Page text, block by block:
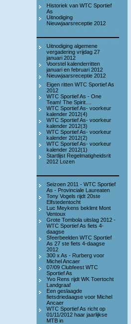
Historiek van WTC Sportief
As
Uitnodiging
Nieuwjaarsreceptie 2012
Uitnodiging algemene
vergadering vrijdag 27
januari 2012
Voorstel kalenderritten
januari en februari 2012
Nieuwjaarsreceptie 2012
Eigen ritten WTC Sportief As
2012
WTC Sportief As - One
Team! The Spirit....
WTC Sportief As- voorkeur
kalender 2012(4)
WTC Sportief As- voorkeur
kalender 2012(3)
WTC Sportief As- voorkeur
kalender 2012(2)
WTC Sportief As- voorkeur
kalender 2012(1)
Startlijst Regelmatigheidsrit
2012 Lozen
Seizoen 2011 - WTC Sportief
As - Provinciale Laureaten
Tony Vogels rijdt 20ste
Elfstedentocht
Luc Meykens beklimt Mont
Ventoux
Grote Tombola uitslag 2012 -
WTC Sportief As fiets 4-
daagse
Sfeerbeelden WTC Sportief
As 27 ste fiets 4-daagse
2012
300 x As - Rurberg voor
Michel Ancaer
07/09 Clubfeest WTC
Sportief As
Yvo Rens rijdt WK Toertocht
Landgraaf
Een geslaagde
fietsdriedaagse voor Michel
Ancaer
WTC Sportief As richt op
01/11/2012 haar jaarlijkse
MTB in